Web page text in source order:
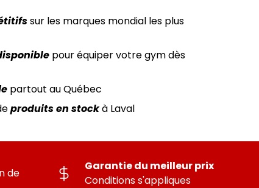
sur les marques mondial les plus
pour équiper votre gym dès
partout au Québec
produits en stockà Laval
de
Garantie du meilleur prix
Conditions s'appliques